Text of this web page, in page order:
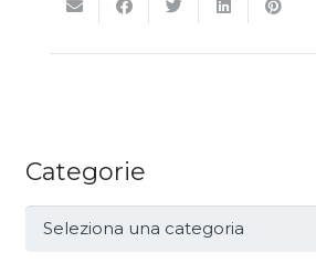
Categorie
Categorie